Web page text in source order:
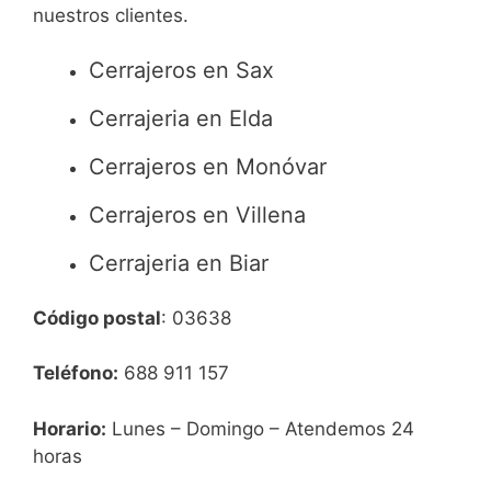
nuestros clientes.
Cerrajeros en Sax
Cerrajeria en Elda
Cerrajeros en Monóvar
Cerrajeros en Villena
Cerrajeria en Biar
Código postal: 03638
Teléfono: 688 911 157
Horario: Lunes – Domingo – Atendemos 24
horas